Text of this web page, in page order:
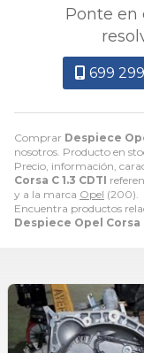
Comprar Despiece
nosotros. Producto en
Precio, información,
Corsa C 1.3 CDTI
y a la marca Opel (200).
Encuentra productos
Despiece Opel Corsa
Ponte en
699